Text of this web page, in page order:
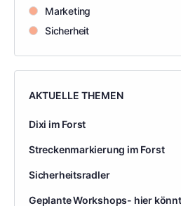
Marketing
Sicherheit
AKTUELLE THEMEN
Dixi im Forst
Streckenmarkierung im Forst
Sicherheitsradler
Geplante Workshops- hier